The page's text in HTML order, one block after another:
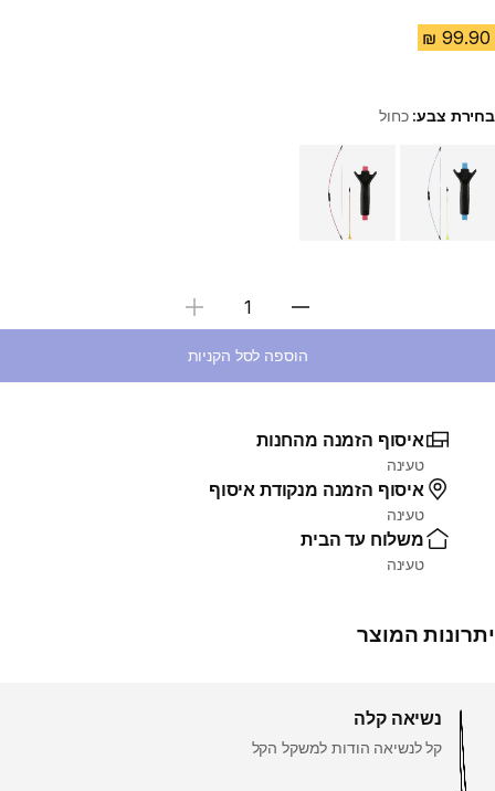
בחירת צבע:כחול
Choose a variant
בחירת כמות
הוספה לסל הקניות
איסוף הזמנה מהחנות
טעינה
איסוף הזמנה מנקודת איסוף
טעינה
משלוח עד הבית
טעינה
יתרונות המוצר
נשיאה קלה
קל לנשיאה הודות למשקל הקל